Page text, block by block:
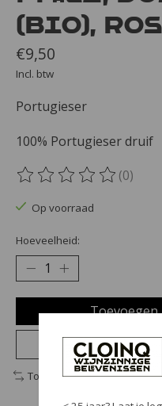
(bio),
€9,50
Incl. btw
Portugieser
100% Portugieser druif
De beoordeling van dit
(0)
Op voorraad
Hoeveelheid:
Toevoegen
Toevoegen om te vergelijken